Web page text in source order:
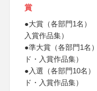
賞
●大賞（各部門1名）
入賞作品集）
●準大賞（各部門1名
ド・入賞作品集）
●入選（各部門10名
ド・入賞作品集）